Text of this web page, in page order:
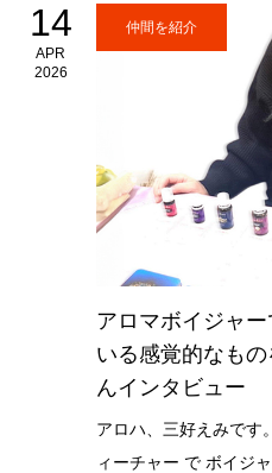
14
APR
2026
仲間を紹介
アロマボイジャ
いる感覚的なも
んインタビュー
アロハ、三好えみです
ィーチャー で ボイジ